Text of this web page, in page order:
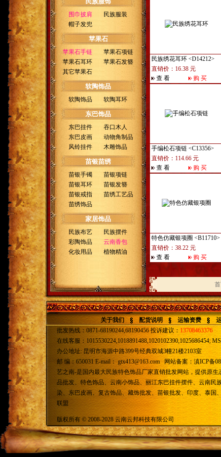
围巾披肩
民族服装
帽子发兜
苹果石
苹果石手链
苹果石项链
苹果石耳环
苹果石发簪
其它苹果石
软陶饰品
软陶饰品 软陶耳环
东巴饰品
东巴挂件
吞口木人
东巴皮画
动物角制品
风铃挂件
木雕饰品
苗银苗绣
苗银手镯
苗银项链
苗银耳环
苗银发簪
苗银戒指
苗绣工艺品
苗绣饰品
家居饰品
民族布艺
民族摆件
彩陶饰品
云南香包
化妆用品
植物精油
民族绣花耳环 <D14212>
直销价：16.38 元
查 看
购 买
手编松石项链 <C13356>
直销价：114.66 元
查 看
购 买
特色仿藏银项圈 <B11710>
直销价：38.22 元
查 看
购 买
关于我们 配货说明 运输资费
批发热线：0871-68190244,68190456 投诉建议：13708463376
在线客服：1015530224,1018891488,1020102390,1025686454;
办公地址: 昆明市海源中路399号经典双城3幢21楼2103室
邮 编：650031 E-mail： gtx413@163.com 网站备案： 滇ICP备
艺之南-是国内最大民族特色饰品厂家直销批发网站，提供原
品批发、特色饰品、云南小饰品、丽江东巴挂件摆件、云南民
染、东巴皮画、复古饰品、藏饰批发、苗银批发、印度、泰
联盟
版权所有 © 2008-2028 云南云邦科技有限公司